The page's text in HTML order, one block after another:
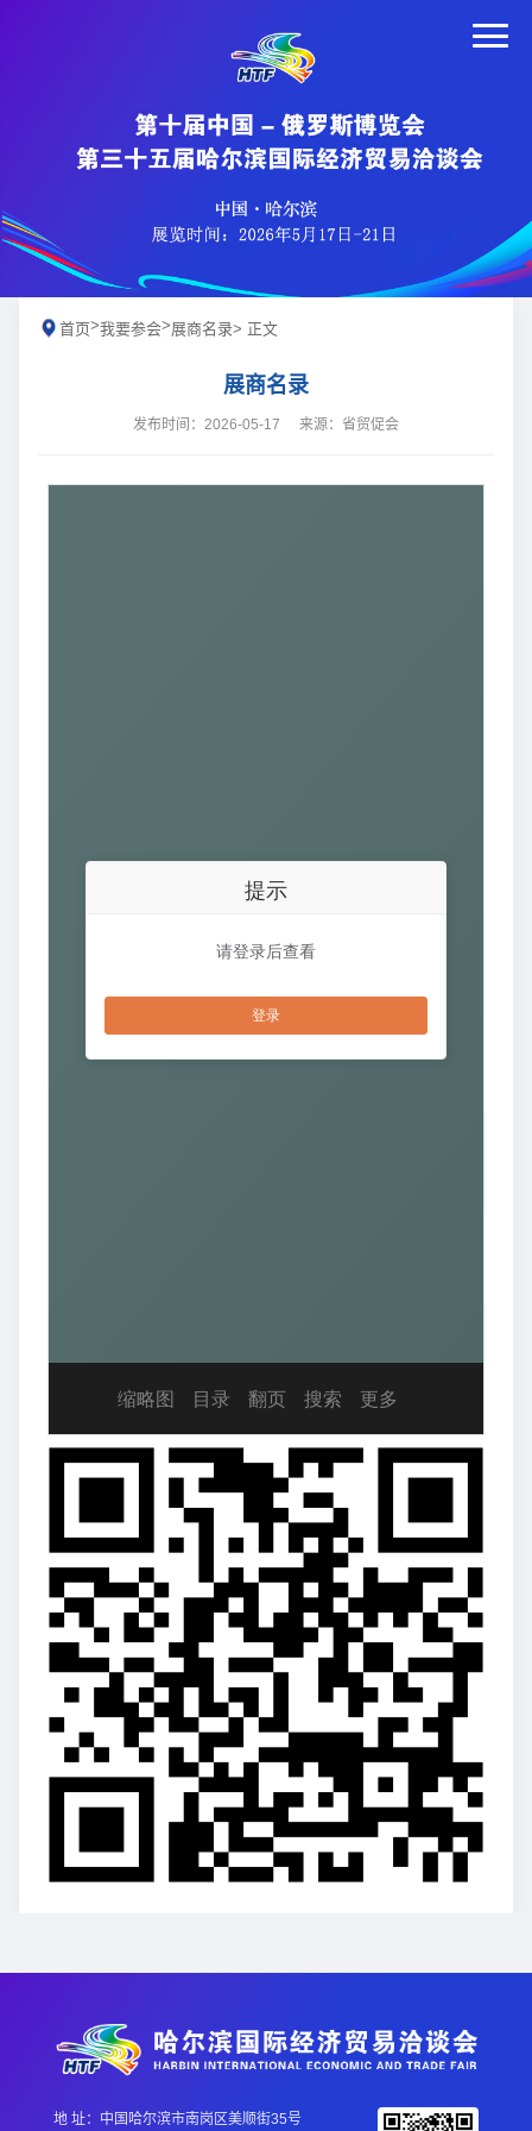
首页>我要参会>展商名录> 正文
展商名录
发布时间：2026-05-17 来源：省贸促会
地 址：中国哈尔滨市南岗区美顺街35号